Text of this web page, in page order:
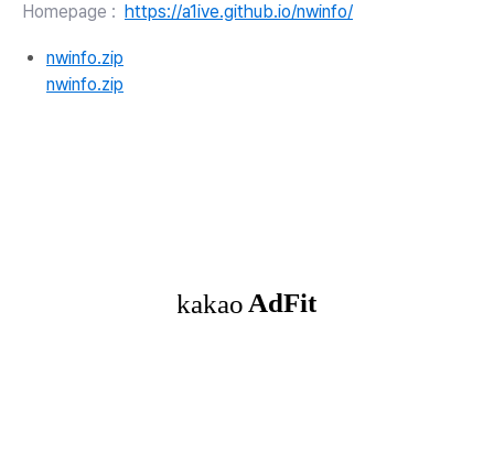
Homepage : https://a1ive.github.io/nwinfo/
nwinfo.zip
nwinfo.zip